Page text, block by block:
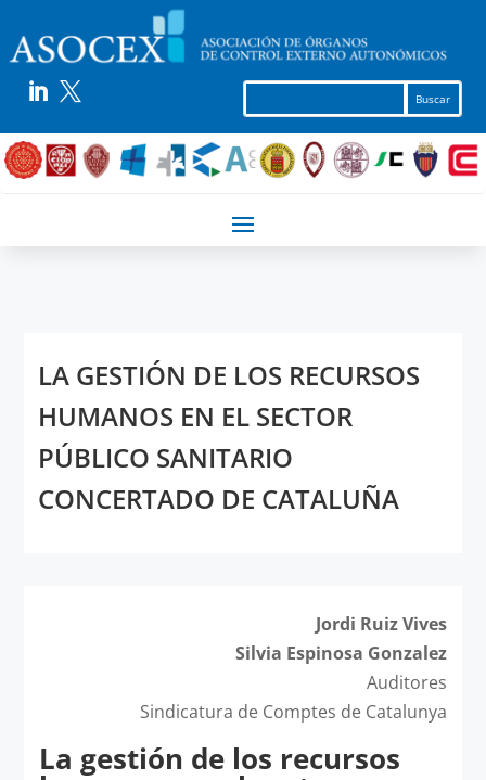
 
LA GESTIÓN DE LOS RECURSOS
HUMANOS EN EL SECTOR
PÚBLICO SANITARIO
CONCERTADO DE CATALUÑA
Jordi Ruiz Vives
Silvia Espinosa Gonzalez
Auditores
Sindicatura de Comptes de Catalunya
La gestión de los recursos